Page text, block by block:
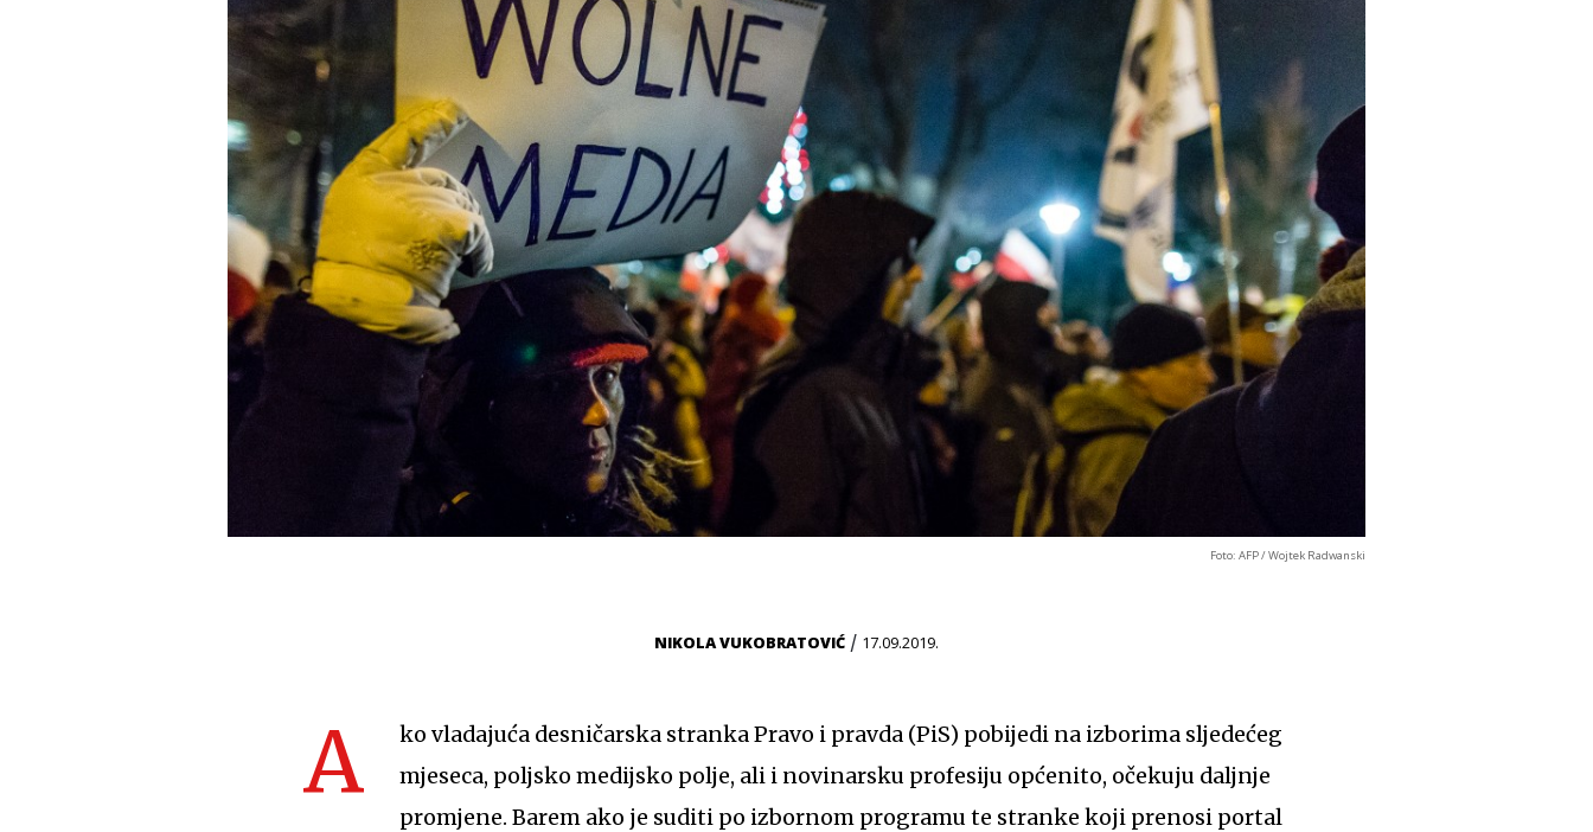
Foto: AFP / Wojtek Radwanski
NIKOLA VUKOBRATOVIĆ / 17.09.2019.
A
ko vladajuća desničarska stranka Pravo i pravda (PiS) pobijedi na izborima sljedećeg
mjeseca, poljsko medijsko polje, ali i novinarsku profesiju općenito, očekuju daljnje
promjene. Barem ako je suditi po izbornom programu te stranke koji prenosi portal